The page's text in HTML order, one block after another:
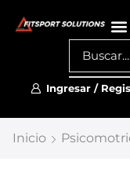
Ingresar /
Inicio